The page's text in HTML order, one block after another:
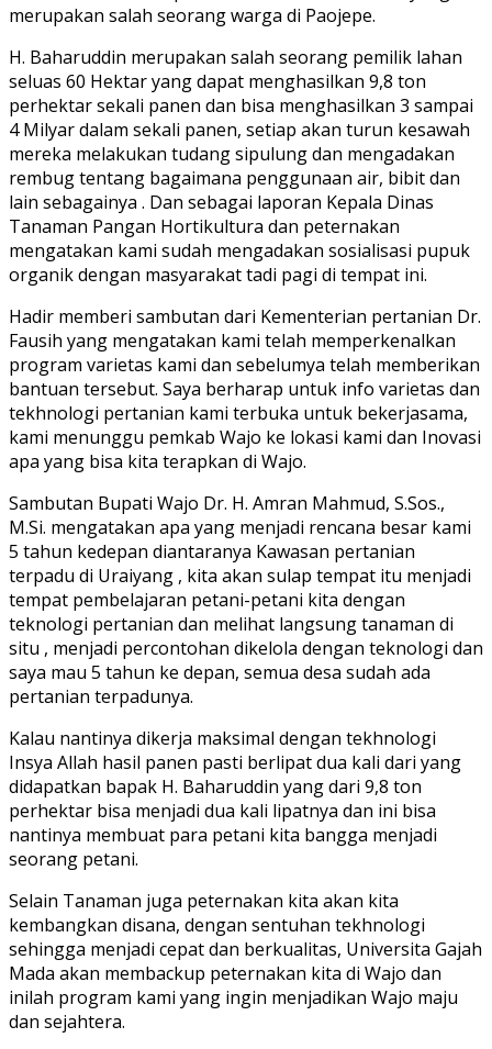
merupakan salah seorang warga di Paojepe.
H. Baharuddin merupakan salah seorang pemilik lahan
seluas 60 Hektar yang dapat menghasilkan 9,8 ton
perhektar sekali panen dan bisa menghasilkan 3 sampai
4 Milyar dalam sekali panen, setiap akan turun kesawah
mereka melakukan tudang sipulung dan mengadakan
rembug tentang bagaimana penggunaan air, bibit dan
lain sebagainya . Dan sebagai laporan Kepala Dinas
Tanaman Pangan Hortikultura dan peternakan
mengatakan kami sudah mengadakan sosialisasi pupuk
organik dengan masyarakat tadi pagi di tempat ini.
Hadir memberi sambutan dari Kementerian pertanian Dr.
Fausih yang mengatakan kami telah memperkenalkan
program varietas kami dan sebelumya telah memberikan
bantuan tersebut. Saya berharap untuk info varietas dan
tekhnologi pertanian kami terbuka untuk bekerjasama,
kami menunggu pemkab Wajo ke lokasi kami dan Inovasi
apa yang bisa kita terapkan di Wajo.
Sambutan Bupati Wajo Dr. H. Amran Mahmud, S.Sos.,
M.Si. mengatakan apa yang menjadi rencana besar kami
5 tahun kedepan diantaranya Kawasan pertanian
terpadu di Uraiyang , kita akan sulap tempat itu menjadi
tempat pembelajaran petani-petani kita dengan
teknologi pertanian dan melihat langsung tanaman di
situ , menjadi percontohan dikelola dengan teknologi dan
saya mau 5 tahun ke depan, semua desa sudah ada
pertanian terpadunya.
Kalau nantinya dikerja maksimal dengan tekhnologi
Insya Allah hasil panen pasti berlipat dua kali dari yang
didapatkan bapak H. Baharuddin yang dari 9,8 ton
perhektar bisa menjadi dua kali lipatnya dan ini bisa
nantinya membuat para petani kita bangga menjadi
seorang petani.
Selain Tanaman juga peternakan kita akan kita
kembangkan disana, dengan sentuhan tekhnologi
sehingga menjadi cepat dan berkualitas, Universita Gajah
Mada akan membackup peternakan kita di Wajo dan
inilah program kami yang ingin menjadikan Wajo maju
dan sejahtera.